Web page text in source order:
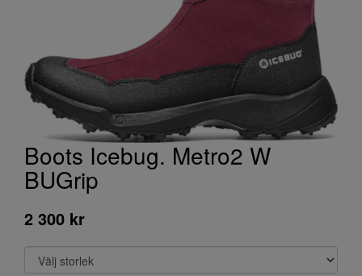
Boots Icebug. Metro2 W
BUGrip
2 300 kr